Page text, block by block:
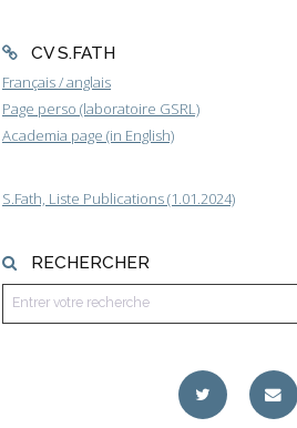
CV S.FATH
Français / anglais
Page perso (laboratoire GSRL)
Academia page (in English)
S.Fath, Liste Publications (1.01.2024)
RECHERCHER